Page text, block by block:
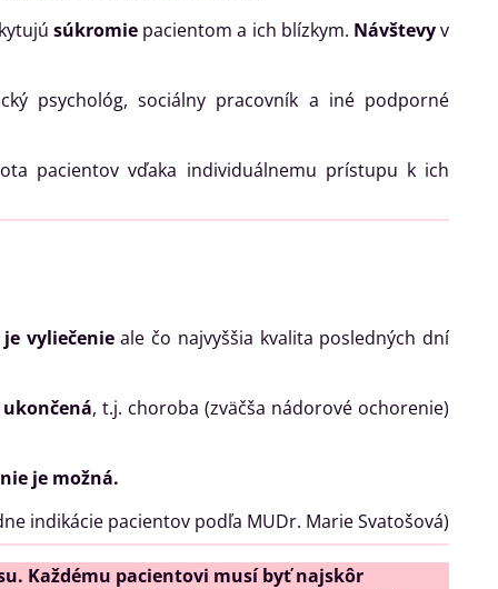
súkromie pacientom a ich blízkym. Návštevyv
psychológ, sociálny pracovník a iné podporné
pacientov vďaka individuálnemu prístupu k ich
vyliečenieale čo najvyššia kvalita posledných dní
, t.j. choroba (zväčša nádorové ochorenie)
je možná.
podľa MUDr. Marie Svatošová)
Každému pacientovi musí byť najskôr